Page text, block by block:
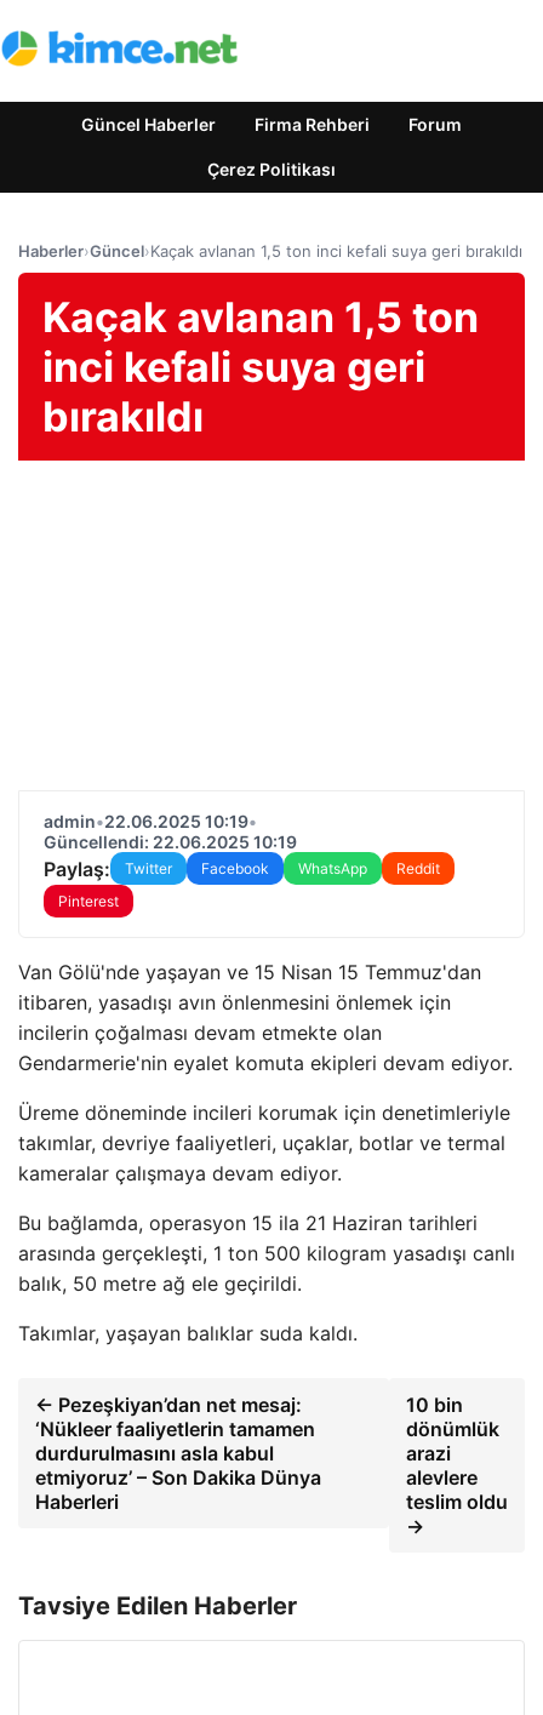
Güncel Haberler Firma Rehberi Forum
Çerez Politikası
Haberler›Güncel›Kaçak avlanan 1,5 ton inci kefali suya geri bırakıldı
Kaçak avlanan 1,5 ton
inci kefali suya geri
bırakıldı
admin•22.06.2025 10:19•
Güncellendi: 22.06.2025 10:19
Paylaş: Twitter Facebook WhatsApp
Reddit
Pinterest
Van Gölü'nde yaşayan ve 15 Nisan 15 Temmuz'dan
itibaren, yasadışı avın önlenmesini önlemek için
incilerin çoğalması devam etmekte olan
Gendarmerie'nin eyalet komuta ekipleri devam ediyor.
Üreme döneminde incileri korumak için denetimleriyle
takımlar, devriye faaliyetleri, uçaklar, botlar ve termal
kameralar çalışmaya devam ediyor.
Bu bağlamda, operasyon 15 ila 21 Haziran tarihleri ​​
arasında gerçekleşti, 1 ton 500 kilogram yasadışı canlı
balık, 50 metre ağ ele geçirildi.
Takımlar, yaşayan balıklar suda kaldı.
← Pezeşkiyan’dan net mesaj:
‘Nükleer faaliyetlerin tamamen
durdurulmasını asla kabul
etmiyoruz’ – Son Dakika Dünya
Haberleri
10 bin
dönümlük
arazi
alevlere
teslim oldu
→
Tavsiye Edilen Haberler